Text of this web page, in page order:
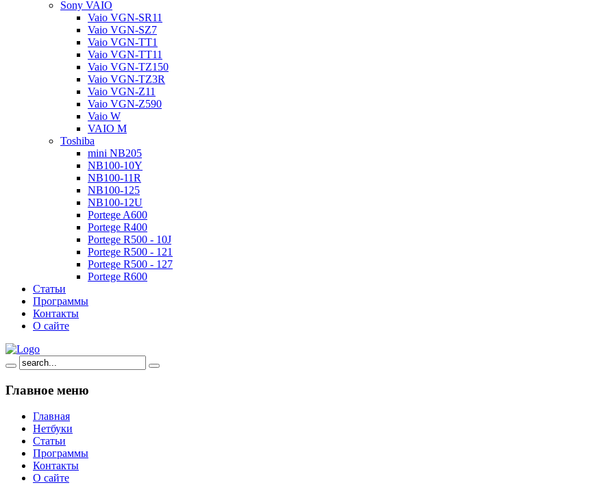
Sony VAIO
Vaio VGN-SR11
Vaio VGN-SZ7
Vaio VGN-TT1
Vaio VGN-TT11
Vaio VGN-TZ150
Vaio VGN-TZ3R
Vaio VGN-Z11
Vaio VGN-Z590
Vaio W
VAIO M
Toshiba
mini NB205
NB100-10Y
NB100-11R
NB100-125
NB100-12U
Portege A600
Portege R400
Portege R500 - 10J
Portege R500 - 121
Portege R500 - 127
Portege R600
Статьи
Программы
Контакты
О сайте
Главное меню
Главная
Нетбуки
Статьи
Программы
Контакты
О сайте